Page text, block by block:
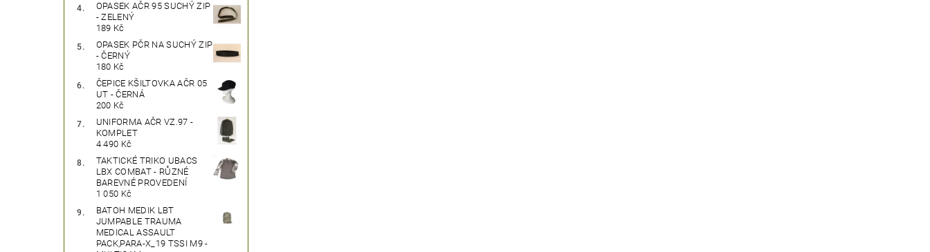
OPASEK AČR 95 SUCHÝ ZIP
- ZELENÝ
189 Kč
OPASEK PČR NA SUCHÝ ZIP
- ČERNÝ
180 Kč
ČEPICE KŠILTOVKA AČR 05
UT - ČERNÁ
200 Kč
UNIFORMA AČR VZ.97 -
KOMPLET
4 490 Kč
TAKTICKÉ TRIKO UBACS
LBX COMBAT - RŮZNÉ
BAREVNÉ PROVEDENÍ
1 050 Kč
BATOH MEDIK LBT
JUMPABLE TRAUMA
MEDICAL ASSAULT
PACK,PARA-X_19 TSSI M9 -